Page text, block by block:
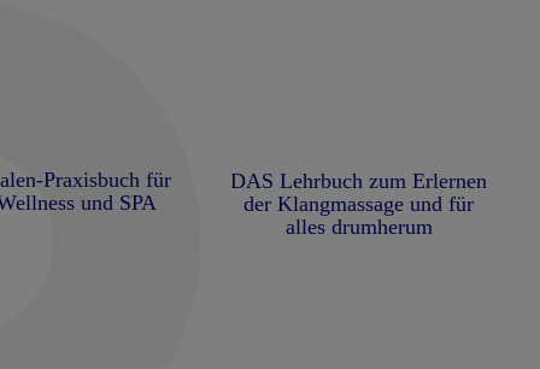
Praxisbuch für
und SPA
DAS Lehrbuch zum Erlernen
der Klangmassage und für
alles drumherum